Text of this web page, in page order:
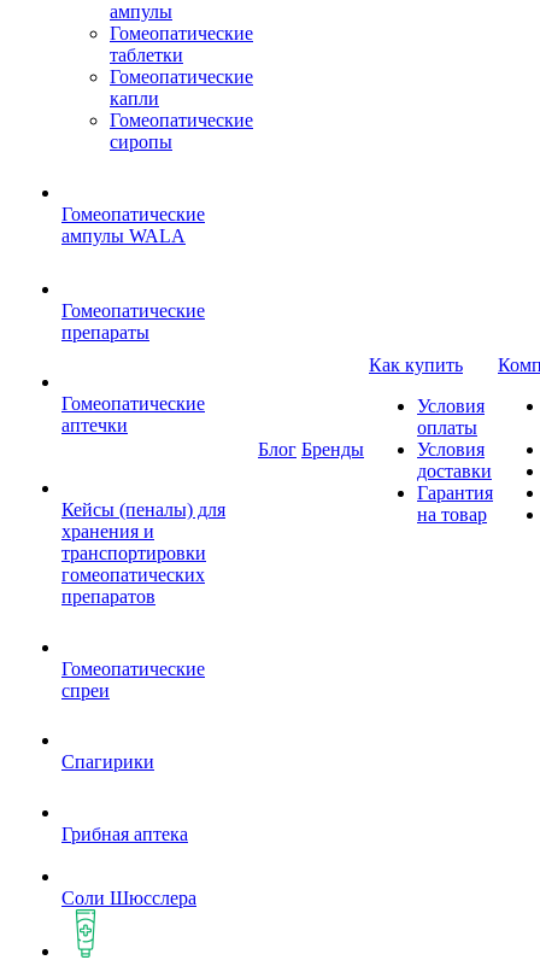
ампулы
Гомеопатические
таблетки
Гомеопатические
капли
Гомеопатические
сиропы
Гомеопатические
ампулы WALA
Гомеопатические
препараты
Гомеопатические
аптечки
Кейсы (пеналы) для
хранения и
транспортировки
гомеопатических
препаратов
Гомеопатические
спреи
Спагирики
Грибная аптека
Соли Шюсслера
Блог Бренды
Как купить
Условия
оплаты
Условия
доставки
Гарантия
на товар